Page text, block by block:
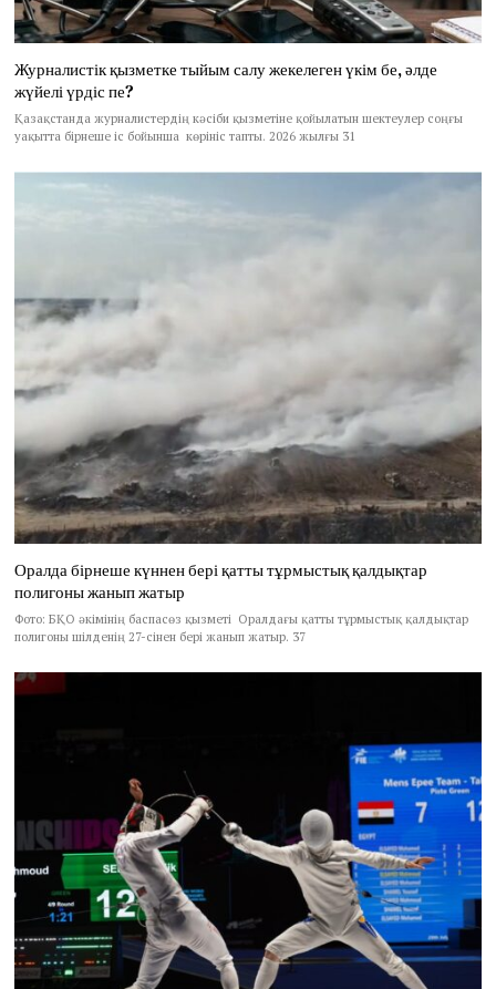
Журналистік қызметке тыйым салу жекелеген үкім бе, әлде
жүйелі үрдіс пе?
Қазақстанда журналистердің кәсіби қызметіне қойылатын шектеулер соңғы
уақытта бірнеше іс бойынша көрініс тапты. 2026 жылғы 31
Оралда бірнеше күннен бері қатты тұрмыстық қалдықтар
полигоны жанып жатыр
Фото: БҚО әкімінің баспасөз қызметі Оралдағы қатты тұрмыстық қалдықтар
полигоны шілденің 27-сінен бері жанып жатыр. 37